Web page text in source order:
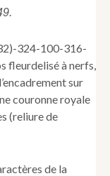
324-100-316-
fleurdelisé à nerfs,
sur
couronne royale
(reliure de
de la